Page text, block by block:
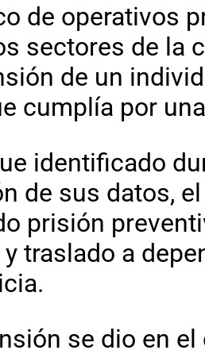
de operativos
sectores de la
de un
cumplía por
identificado
de sus datos,
prisión
traslado a
se dio en